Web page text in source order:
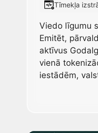
Tīmekļa
Viedo līgumu
Emitēt,
aktīvus
vienā
iestādēm,